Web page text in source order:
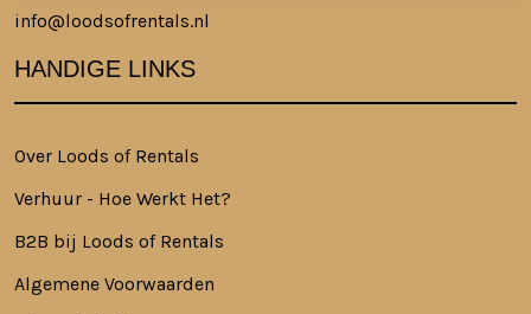
info@loodsofrentals.nl
HANDIGE LINKS
Over Loods of Rentals
Verhuur - Hoe Werkt Het?
B2B bij Loods of Rentals
Algemene Voorwaarden